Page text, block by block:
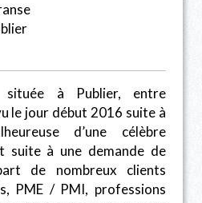
à Publier, entre
le jour début 2016 suite à
d’une célèbre
suite à une demande de
de nombreux clients
PME / PMI, professions